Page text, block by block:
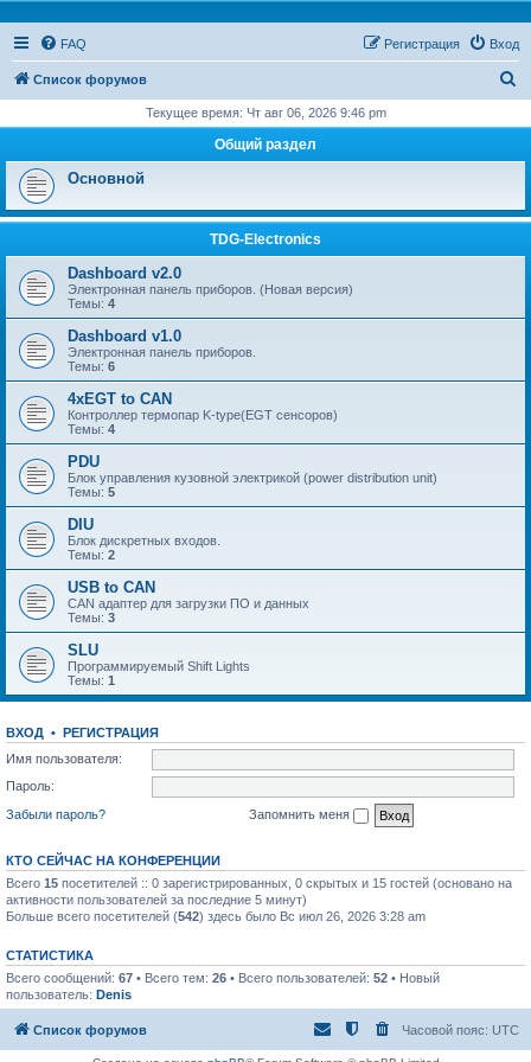
FAQ Вход
Регистрация
Список форумов
с
Текущее время: Чт авг 06, 2026 9:46 pm
Общий раздел
Основной
TDG-Electronics
Dashboard v2.0
Электронная панель приборов. (Новая версия)
Темы: 4
Dashboard v1.0
Электронная панель приборов.
Темы: 6
4xEGT to CAN
Контроллер термопар K-type(EGT сенсоров)
Темы: 4
PDU
Блок управления кузовной электрикой (power distribution unit)
Темы: 5
DIU
Блок дискретных входов.
Темы: 2
USB to CAN
CAN адаптер для загрузки ПО и данных
Темы: 3
SLU
Программируемый Shift Lights
Темы: 1
ВХОД • РЕГИСТРАЦИЯ
Имя пользователя:
Пароль:
Забыли пароль?
Запомнить меня
КТО СЕЙЧАС НА КОНФЕРЕНЦИИ
Всего 15 посетителей :: 0 зарегистрированных, 0 скрытых и 15 гостей (основано на
активности пользователей за последние 5 минут)
Больше всего посетителей (542) здесь было Вс июл 26, 2026 3:28 am
СТАТИСТИКА
Всего сообщений: 67 • Всего тем: 26 • Всего пользователей: 52 • Новый
пользователь: Denis
Список форумов Часовой пояс: UTC